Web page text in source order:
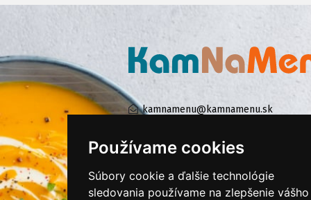
Používame cookies
Súbory cookie a ďalšie technológie
sledovania používame na zlepšenie vášho
kamnamenu@kamnamenu.sk
instagram/kamnamenu.sk
KONTAKTUJTE NÁS